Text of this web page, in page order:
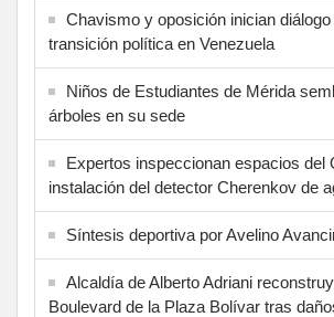
Chavismo y oposición inician
transición política en Venezuela
Niños de Estudiantes de Mérida
árboles en su sede
Expertos inspeccionan espacios del
instalación del detector Cherenkov de
Síntesis deportiva por Avelino
Alcaldía de Alberto Adriani
Boulevard de la Plaza Bolívar tras